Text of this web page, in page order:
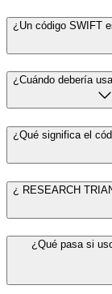
¿Un código SWIFT
¿Cuándo debería
¿Qué significa el
¿ RESEARCH
¿Qué pasa si